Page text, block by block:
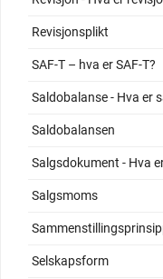
Revisjonsplikt
SAF-T – hva er SAF-T?
Saldobalanse - Hva er
Saldobalansen
Salgsdokument - Hva
Salgsmoms
Selskapsform